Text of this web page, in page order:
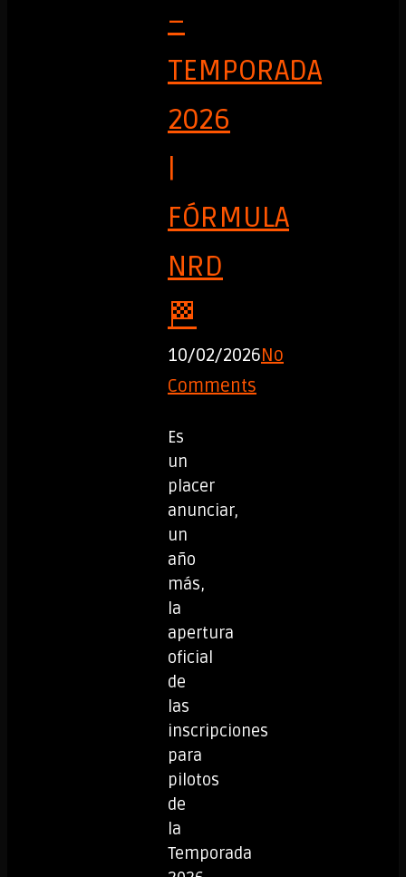
–
TEMPORADA
2026
FÓRMULA
NRD
🏁
10/02/2026No
Comments
Es
un
placer
anunciar,
un
año
más,
la
apertura
oficial
de
las
inscripciones
para
pilotos
de
la
Temporada